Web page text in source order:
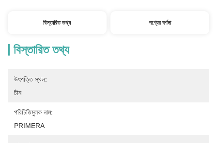
বিস্তারিত তথ্য পণ্যের বর্ণনা
বিস্তারিত তথ্য
উৎপত্তি স্থল:
চীন
পরিচিতিমুলক নাম:
PRIMERA